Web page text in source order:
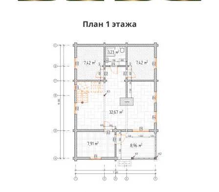
План 1 этажа